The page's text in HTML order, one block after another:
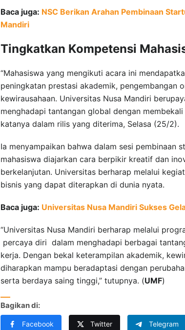
Baca juga: NSC Berikan Arahan Pembinaan
Mandiri
Tingkatkan Kompetensi
“Mahasiswa yang mengikuti acara ini
peningkatan prestasi akademik, pengembangan
kewirausahaan. Universitas Nusa Mandiri
menghadapi tantangan global dengan
katanya dalam rilis yang diterima, Selasa (25/2).
Ia menyampaikan bahwa dalam sesi pembinaan
mahasiswa diajarkan cara berpikir kreatif dan
berkelanjutan. Universitas berharap melalui
bisnis yang dapat diterapkan di dunia nyata.
Baca juga: Universitas Nusa Mandiri Sukses
“Universitas Nusa Mandiri berharap melalui
percaya diri dalam menghadapi berbagai
kerja. Dengan bekal keterampilan akademik,
diharapkan mampu beradaptasi dengan
serta berdaya saing tinggi,” tutupnya. (UMF)
Bagikan di:
Facebook Twitter Telegram